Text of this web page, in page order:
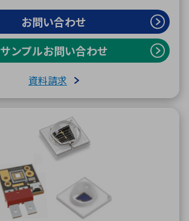
お問い合わせ
サンプルお問い合わせ
資料請求